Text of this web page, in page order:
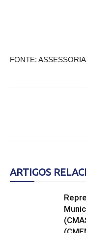
FONTE:
ARTIGOS